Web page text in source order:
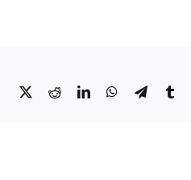
Facebook
X RedditLinkedInWhatsApp